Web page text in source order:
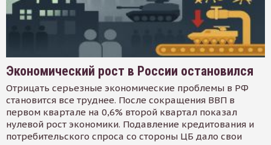
Экономический рост в России остановился
Отрицать серьезные экономические проблемы в РФ
становится все труднее. После сокращения ВВП в
первом квартале на 0,6% второй квартал показал
нулевой рост экономики. Подавление кредитования и
потребительского спроса со стороны ЦБ дало свои